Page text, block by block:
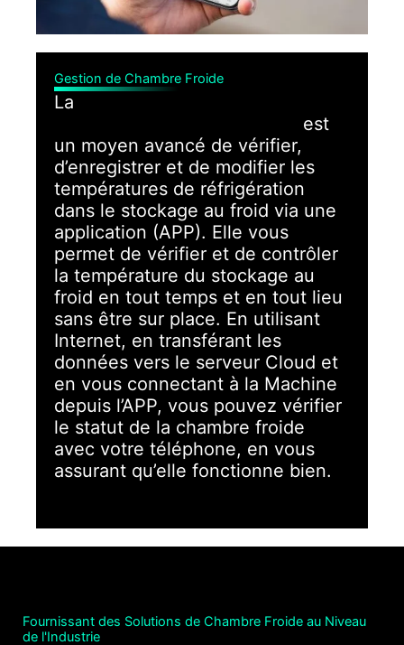
Gestion de Chambre Froide
La
est
un moyen avancé de vérifier,
d’enregistrer et de modifier les
températures de réfrigération
dans le stockage au froid via une
application (APP). Elle vous
permet de vérifier et de contrôler
la température du stockage au
froid en tout temps et en tout lieu
sans être sur place. En utilisant
Internet, en transférant les
données vers le serveur Cloud et
en vous connectant à la Machine
depuis l’APP, vous pouvez vérifier
le statut de la chambre froide
avec votre téléphone, en vous
assurant qu’elle fonctionne bien.
Fournissant des Solutions de Chambre Froide au Niveau
de l'Industrie